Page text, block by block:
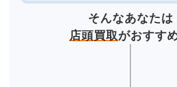
そんなあなたは
店頭買取がおすす